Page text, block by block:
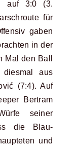
auf 3:0 (3.
für
gaben
in der
Mal den Ball
aus
(7:4). Auf
Bertram
seiner
die Blau-
und